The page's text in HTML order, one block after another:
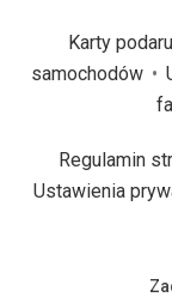
Karty
samochodów
Regulamin
Ustawienia